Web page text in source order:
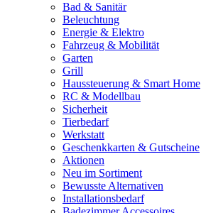
Bad & Sanitär
Beleuchtung
Energie & Elektro
Fahrzeug & Mobilität
Garten
Grill
Haussteuerung & Smart Home
RC & Modellbau
Sicherheit
Tierbedarf
Werkstatt
Geschenkkarten & Gutscheine
Aktionen
Neu im Sortiment
Bewusste Alternativen
Installationsbedarf